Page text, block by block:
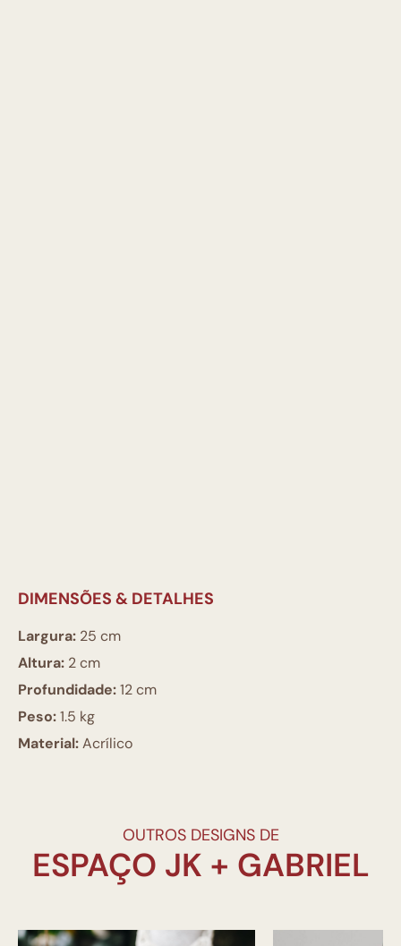
DIMENSÕES & DETALHES
Largura: 25 cm
Altura: 2 cm
Profundidade:12 cm
Peso:1.5 kg
Material:Acrílico
OUTROS DESIGNS DE